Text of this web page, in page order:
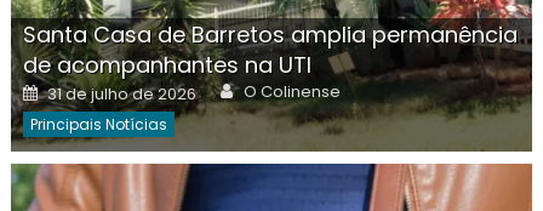
Santa Casa de Barretos amplia permanência
de acompanhantes na UTI
Posted
on
31 de julho de 2026 Author
O Colinense
Principais Notícias